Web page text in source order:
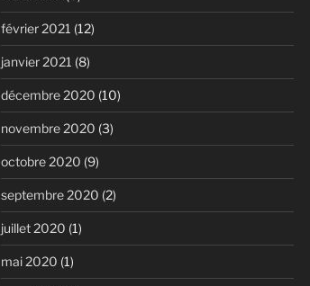
février 2021 (12)
janvier 2021 (8)
décembre 2020 (10)
novembre 2020 (3)
octobre 2020 (9)
septembre 2020 (2)
juillet 2020 (1)
mai 2020 (1)